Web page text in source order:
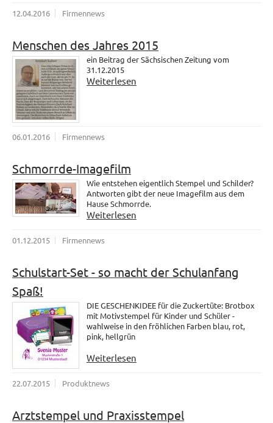
12.04.2016 Firmennews
Menschen des Jahres 2015
ein Beitrag der Sächsischen Zeitung vom
31.12.2015
Weiterlesen
06.01.2016 Firmennews
Schmorrde-Imagefilm
Wie entstehen eigentlich Stempel und Schilder?
Antworten gibt der neue Imagefilm aus dem
Hause Schmorrde.
Weiterlesen
01.12.2015 Firmennews
Schulstart-Set - so macht der Schulanfang
Spaß!
DIE GESCHENKIDEE für die Zuckertüte: Brotbox
mit Motivstempel für Kinder und Schüler -
wahlweise in den fröhlichen Farben blau, rot,
pink, hellgrün
Weiterlesen
22.07.2015 Produktnews
Arztstempel und Praxisstempel